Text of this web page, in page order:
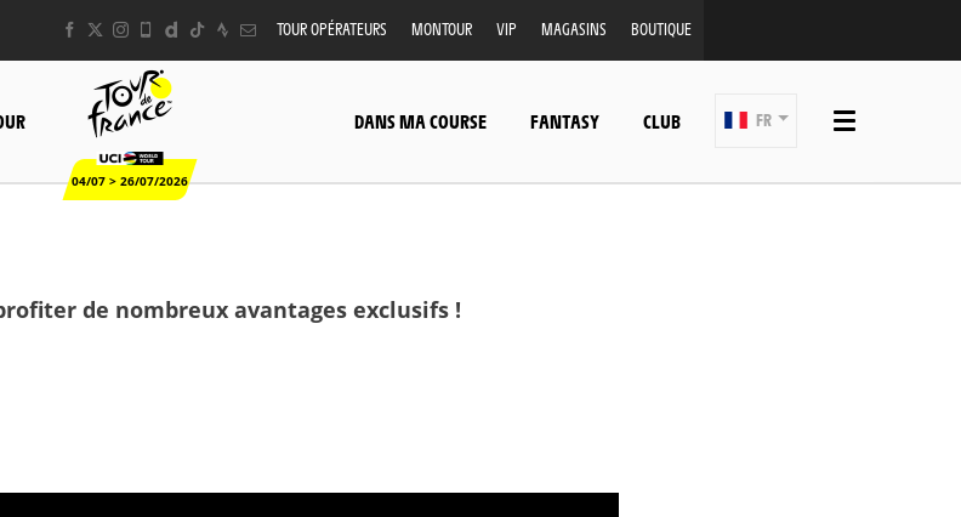
TOUR OPÉRATEURS MONTOUR VIP MAGASINS BOUTIQUE
04/07 > 26/07/2026
DANS MA COURSE FANTASY CLUB FR
de nombreux avantages exclusifs !